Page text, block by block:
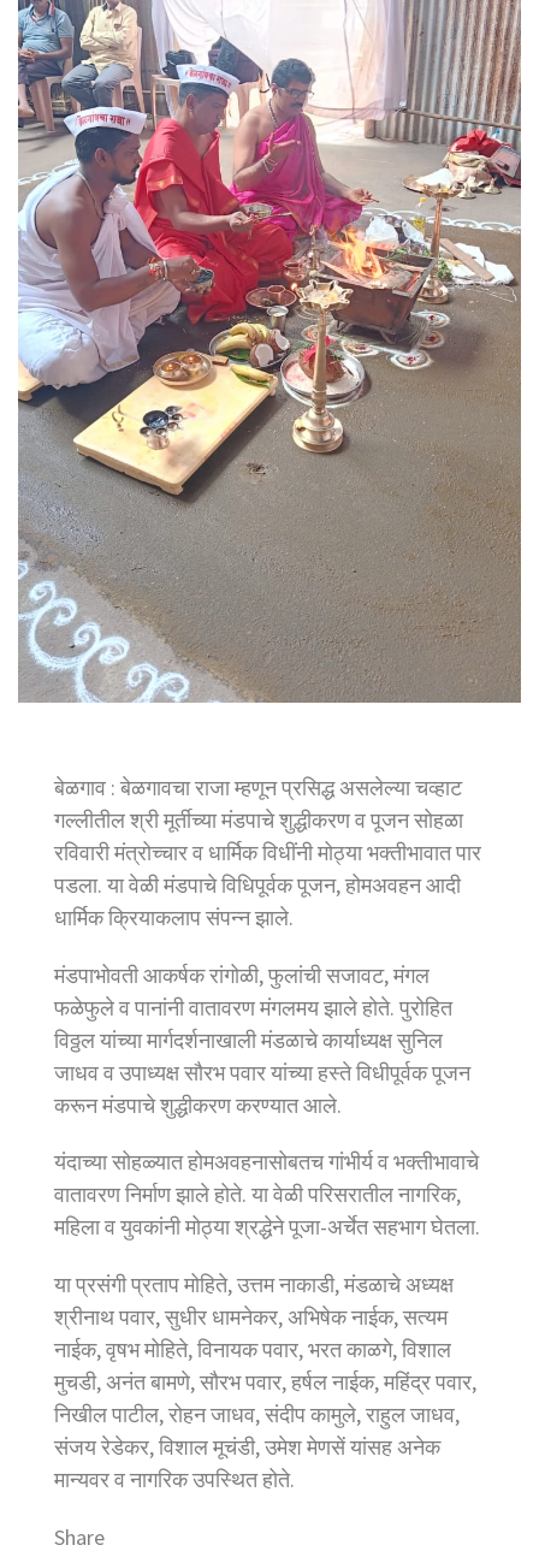
बेळगाव : बेळगावचा राजा म्हणून प्रसिद्ध असलेल्या चव्हाट
गल्लीतील श्री मूर्तीच्या मंडपाचे शुद्धीकरण व पूजन सोहळा
रविवारी मंत्रोच्चार व धार्मिक विधींनी मोठ्या भक्तीभावात पार
पडला. या वेळी मंडपाचे विधिपूर्वक पूजन, होमअवहन आदी
धार्मिक क्रियाकलाप संपन्न झाले.
मंडपाभोवती आकर्षक रांगोळी, फुलांची सजावट, मंगल
फळेफुले व पानांनी वातावरण मंगलमय झाले होते. पुरोहित
विठ्ठल यांच्या मार्गदर्शनाखाली मंडळाचे कार्याध्यक्ष सुनिल
जाधव व उपाध्यक्ष सौरभ पवार यांच्या हस्ते विधीपूर्वक पूजन
करून मंडपाचे शुद्धीकरण करण्यात आले.
यंदाच्या सोहळ्यात होमअवहनासोबतच गांभीर्य व भक्तीभावाचे
वातावरण निर्माण झाले होते. या वेळी परिसरातील नागरिक,
महिला व युवकांनी मोठ्या श्रद्धेने पूजा-अर्चेत सहभाग घेतला.
या प्रसंगी प्रताप मोहिते, उत्तम नाकाडी, मंडळाचे अध्यक्ष
श्रीनाथ पवार, सुधीर धामनेकर, अभिषेक नाईक, सत्यम
नाईक, वृषभ मोहिते, विनायक पवार, भरत काळगे, विशाल
मुचडी, अनंत बामणे, सौरभ पवार, हर्षल नाईक, महिंद्र पवार,
निखील पाटील, रोहन जाधव, संदीप कामुले, राहुल जाधव,
संजय रेडेकर, विशाल मूचंडी, उमेश मेणसें यांसह अनेक
मान्यवर व नागरिक उपस्थित होते.
Share